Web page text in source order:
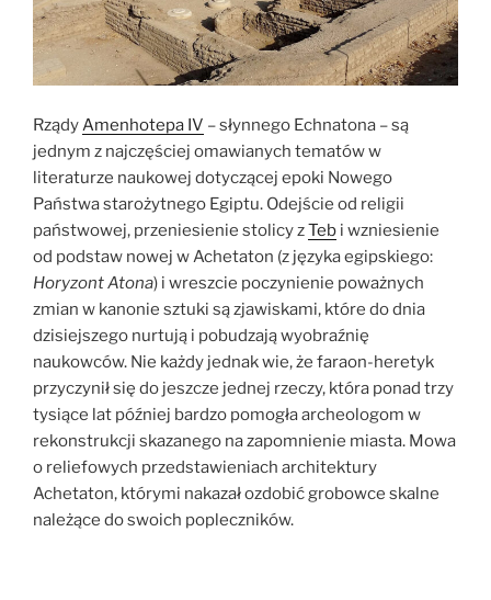
RządyAmenhotepa IV – słynnego Echnatona – są
jednym z najczęściej omawianych tematów w
literaturze naukowej dotyczącej epoki Nowego
Państwa starożytnego Egiptu. Odejście od religii
państwowej, przeniesienie stolicy zTeb i wzniesienie
od podstaw nowej w Achetaton (z języka egipskiego:
Horyzont Atona) i wreszcie poczynienie poważnych
zmian w kanonie sztuki są zjawiskami, które do dnia
dzisiejszego nurtują i pobudzają wyobraźnię
naukowców. Nie każdy jednak wie, że faraon-heretyk
przyczynił się do jeszcze jednej rzeczy, która ponad trzy
tysiące lat później bardzo pomogła archeologom w
rekonstrukcji skazanego na zapomnienie miasta. Mowa
o reliefowych przedstawieniach architektury
Achetaton, którymi nakazał ozdobić grobowce skalne
należące do swoich popleczników.